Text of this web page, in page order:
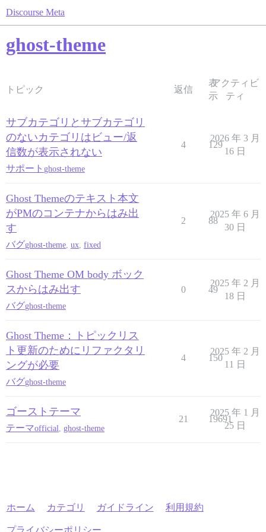
Discourse Meta
ghost-theme
トピック 返信
表
示
アクティビ
ティ
サブカテゴリとサブカテゴリ
のないカテゴリはビュー/返
信数が表示されない
サポート ghost-theme
4 129
2026 年 3 月
16 日
Ghost Themeのテキスト本文
がPMのコンテナからはみ出
す
バグghost-theme ux fixed
2 88
2025 年 6 月
30 日
Ghost Theme OM body ボック
スからはみ出す
バグghost-theme
0 49
2025 年 2 月
18 日
Ghost Theme：トピックリス
ト更新のためにリファクタリ
ングが必要
バグghost-theme
4 150
2025 年 2 月
11 日
ゴーストテーマ
テーマofficial ghost-theme
21 19691
2025 年 1 月
25 日
ホーム カテゴリ ガイドライン 利用規約
プライバシーポリシー